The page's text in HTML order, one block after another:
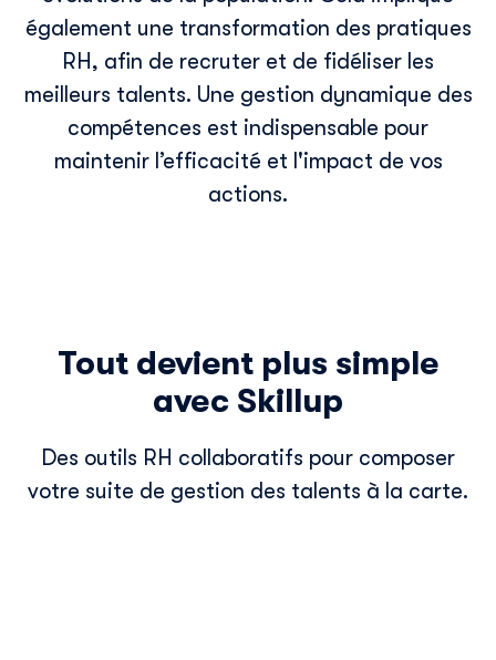
également une transformation des pratiques
RH, afin de recruter et de fidéliser les
meilleurs talents. Une gestion dynamique des
compétences est indispensable pour
maintenir l’efficacité et l'impact de vos
actions.
Tout devient plus simple
avec Skillup
Des outils RH collaboratifs pour composer
votre suite de gestion des talents à la carte.